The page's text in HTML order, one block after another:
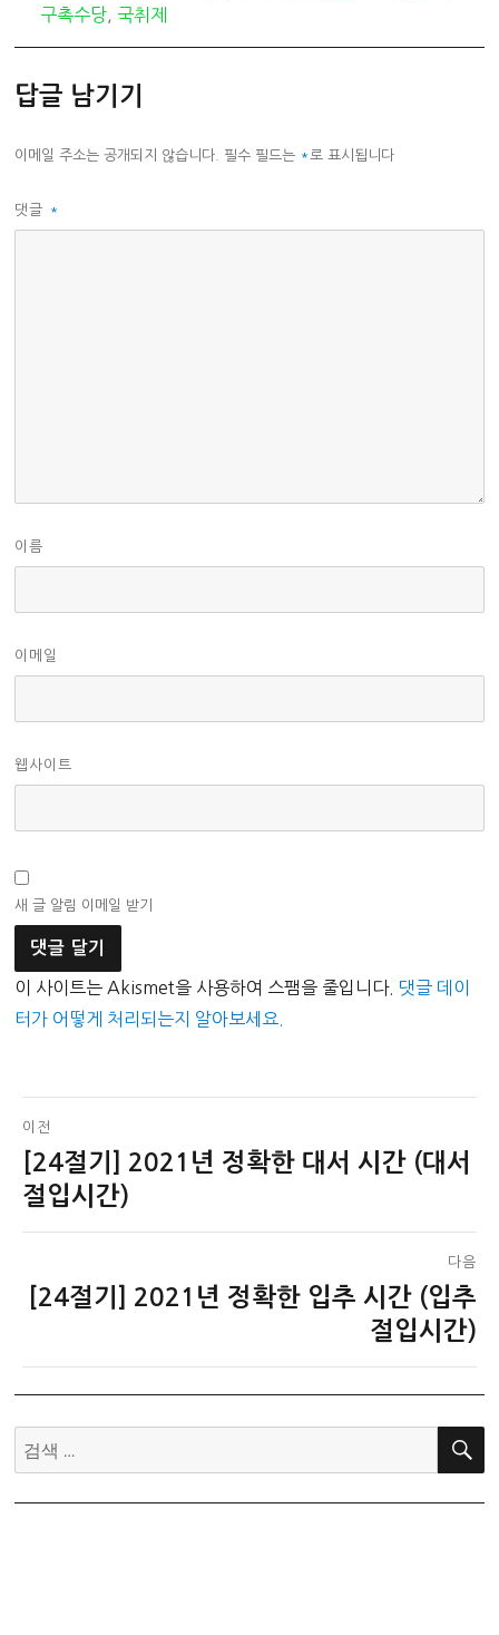
고
구촉수당
국취제
답글 남기기
이메일 주소는 공개되지 않습니다. 필수 필드는 *로 표시됩니다
댓글 *
이름
이메일
웹사이트
새 글 알림 이메일 받기
이 사이트는 Akismet을 사용하여 스팸을 줄입니다. 댓글 데이
터가 어떻게 처리되는지 알아보세요.
글
탐
색
이전
이
전
[24절기] 2021년 정확한 대서 시간 (대서
절입시간)
다음
[24절기] 2021년 정확한 입추 시간 (입추
절입시간)
검
색:
검